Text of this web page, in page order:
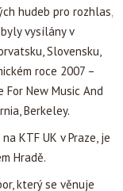
hudeb pro rozhlas,
vysílány v
Slovensku,
roce 2007 –
New Music And
Berkeley.
KTF UK v Praze, je
Hradě.
který se věnuje